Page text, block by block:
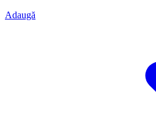
Adaugă